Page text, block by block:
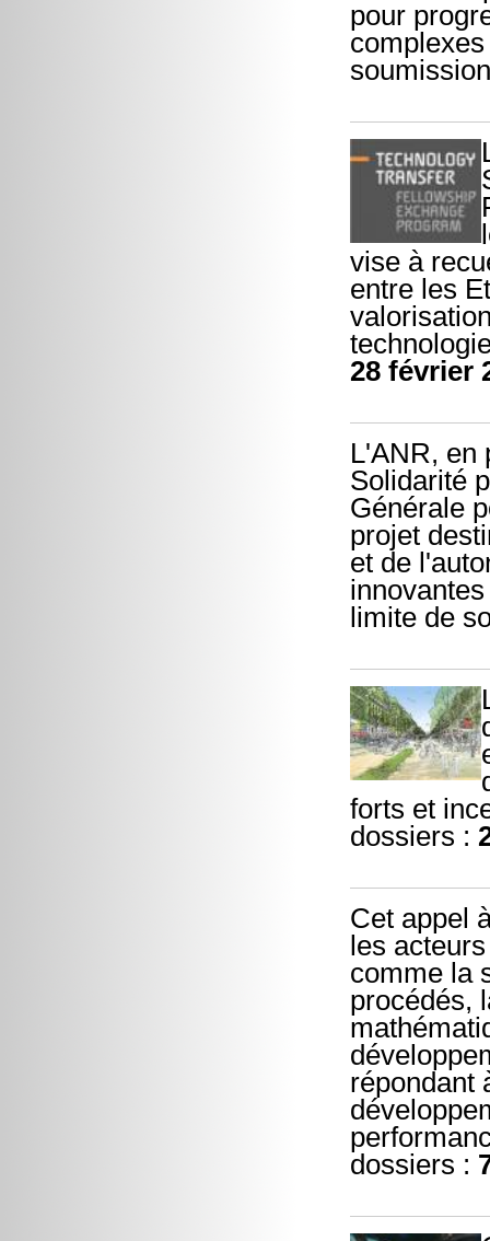
pour
vise à
entre les
28 février
L'ANR, en
Solidarité
Générale
projet
et de
limite de
forts et
dossiers :
Cet appel
les
comme la
procédés,
répondant
dossiers :